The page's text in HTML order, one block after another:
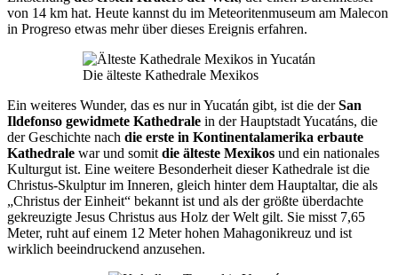
von 14 km hat. Heute kannst du im Meteoritenmuseum am Malecon
in Progreso etwas mehr über dieses Ereignis erfahren.
Die älteste Kathedrale Mexikos
Ein weiteres Wunder, das es nur in Yucatán gibt, ist die derSan
Ildefonso gewidmete Kathedrale in der Hauptstadt Yucatáns, die
der Geschichte nach die erste in Kontinentalamerika erbaute
Kathedrale war und somit die älteste Mexikos und ein nationales
Kulturgut ist. Eine weitere Besonderheit dieser Kathedrale ist die
Christus-Skulptur im Inneren, gleich hinter dem Hauptaltar, die als
„Christus der Einheit“ bekannt ist und als der größte überdachte
gekreuzigte Jesus Christus aus Holz der Welt gilt. Sie misst 7,65
Meter, ruht auf einem 12 Meter hohen Mahagonikreuz und ist
wirklich beeindruckend anzusehen.